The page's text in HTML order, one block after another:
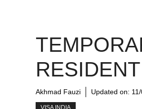
Akhmad Fauzi Updated on: